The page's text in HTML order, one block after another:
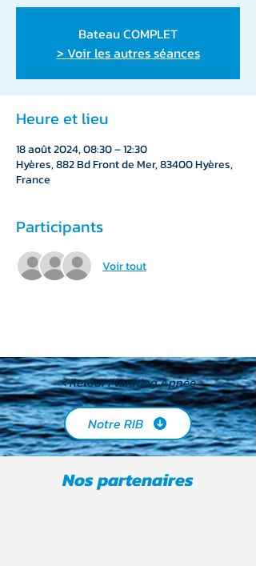
Bateau COMPLET
> Voir les autres séances
Heure et lieu
18 août 2024, 08:30 – 12:30
Hyères, 882 Bd Front de Mer, 83400 Hyères,
France
Participants
Voir tout
< Retour Planning Apnée
Notre RIB
Nos partenaires